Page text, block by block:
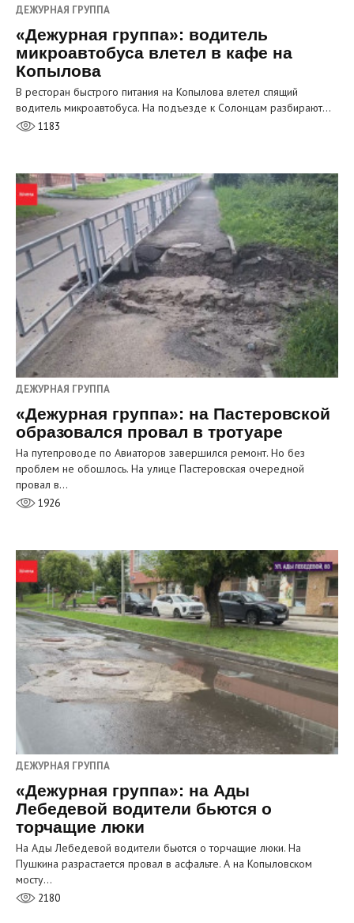
ДЕЖУРНАЯ ГРУППА
«Дежурная группа»: водитель
микроавтобуса влетел в кафе на
Копылова
В ресторан быстрого питания на Копылова влетел спящий
водитель микроавтобуса. На подъезде к Солонцам разбирают…
1183
ДЕЖУРНАЯ ГРУППА
«Дежурная группа»: на Пастеровской
образовался провал в тротуаре
На путепроводе по Авиаторов завершился ремонт. Но без
проблем не обошлось. На улице Пастеровская очередной
провал в…
1926
ДЕЖУРНАЯ ГРУППА
«Дежурная группа»: на Ады
Лебедевой водители бьются о
торчащие люки
На Ады Лебедевой водители бьются о торчащие люки. На
Пушкина разрастается провал в асфальте. А на Копыловском
мосту…
2180